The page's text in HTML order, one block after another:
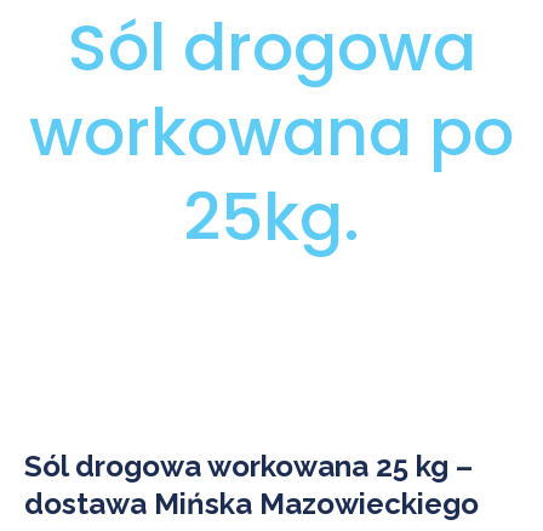
Sól drogowa
workowana po
25kg.
Sól drogowa workowana 25 kg –
dostawa Mińska Mazowieckiego